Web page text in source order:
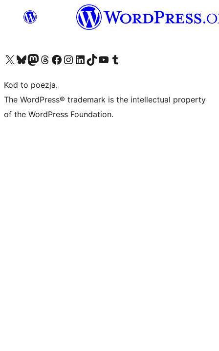
Odwiedź nasze konto X (dawniej Twitter)
Odwiedź nasze konto Bluesky
Odwiedź nasze konto na Mastodoncie
Odwiedź naszego Threadsa
Odwiedź naszego Facebooka
Odwiedź nasze konto na Instagramie
Odwiedź nasze konto na LinkedIn
Odwiedź naszego TikToka
Odwiedź nasz kanał YouTube
Odwiedź naszego Tumblra
Kod to poezja.
The WordPress® trademark is the intellectual property
of the WordPress Foundation.